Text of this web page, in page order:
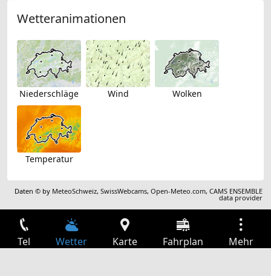
Wetteranimationen
Niederschläge Wind Wolken
Temperatur
Daten © by MeteoSchweiz,SwissWebcams,Open-Meteo.com,CAMS ENSEMBLE
data provider
Tel Wetter Karte Fahrplan Mehr